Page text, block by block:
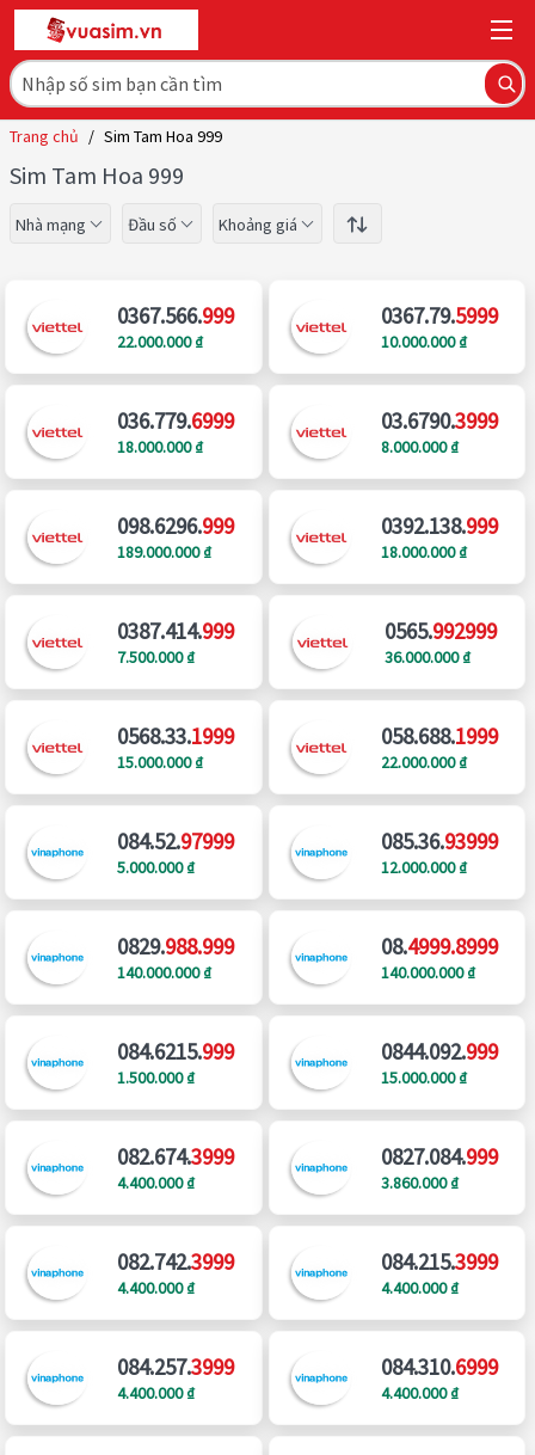
Trang chủ / Sim Tam Hoa 999
Sim Tam Hoa 999
Nhà mạng Đầu số Khoảng giá
0367.566.999
22.000.000 ₫
0367.79.5999
10.000.000 ₫
036.779.6999
18.000.000 ₫
03.6790.3999
8.000.000 ₫
098.6296.999
189.000.000 ₫
0392.138.999
18.000.000 ₫
0387.414.999
7.500.000 ₫
0565.992999
36.000.000 ₫
0568.33.1999
15.000.000 ₫
058.688.1999
22.000.000 ₫
084.52.97999
5.000.000 ₫
085.36.93999
12.000.000 ₫
0829.988.999
140.000.000 ₫
08.4999.8999
140.000.000 ₫
084.6215.999
1.500.000 ₫
0844.092.999
15.000.000 ₫
082.674.3999
4.400.000 ₫
0827.084.999
3.860.000 ₫
082.742.3999
4.400.000 ₫
084.215.3999
4.400.000 ₫
084.257.3999
4.400.000 ₫
084.310.6999
4.400.000 ₫